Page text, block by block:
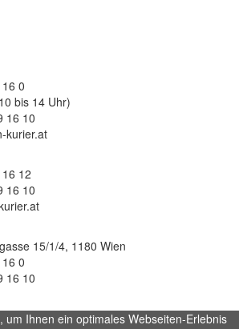
0
bis 14 Uhr)
16 10
kurier.at
12
16 10
15/1/4, 1180 Wien
0
16 10
um Ihnen ein optimales Webseiten-Erlebnis